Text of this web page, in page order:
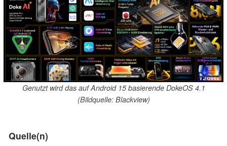
Genutzt wird das auf Android 15 basierende DokeOS 4.1
(Bildquelle: Blackview)
Quelle(n)